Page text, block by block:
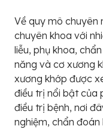
Về quy mô chuyên
chuyên khoa với
liễu, phụ khoa,
năng và cơ xương
xương khớp được
điều trị nổi bật của
điều trị bệnh, nơi
nghiệm, chẩn